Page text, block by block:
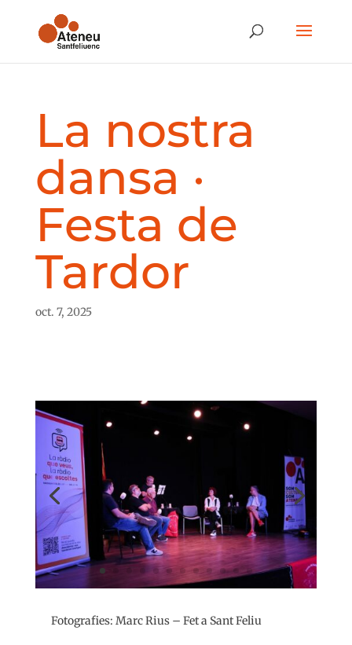
La nostra
dansa ·
Festa de
Tardor
oct. 7, 2025
Fotografies: Marc Rius – Fet a Sant Feliu